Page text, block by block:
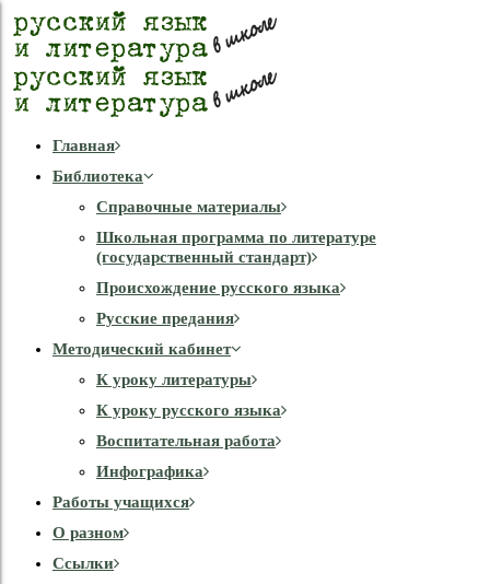
Главная
Библиотека
Справочные материалы
Школьная программа по литературе
(государственный стандарт)
Происхождение русского языка
Русские предания
Методический кабинет
К уроку литературы
К уроку русского языка
Воспитательная работа
Инфографика
Работы учащихся
О разном
Cсылки